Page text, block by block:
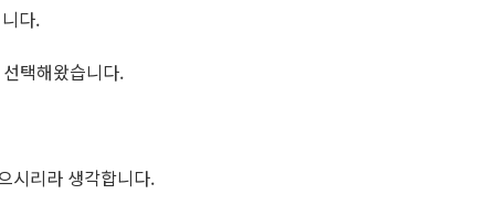
다.
택해왔습니다.
시리라 생각합니다.